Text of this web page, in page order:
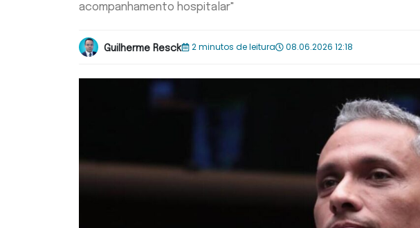
acompanhamento hospitalar"
Guilherme Resck 2 minutos de leitura 08.06.2026 12:18